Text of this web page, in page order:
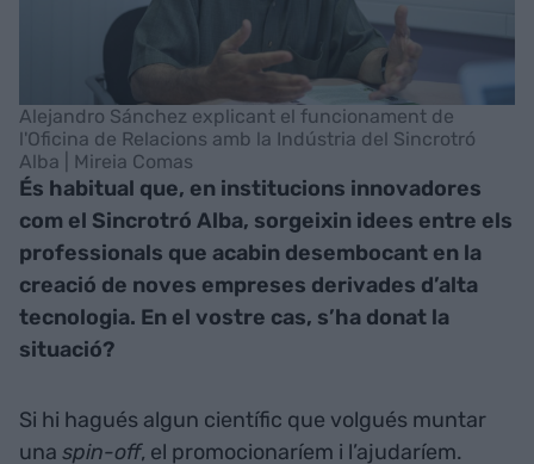
Alejandro Sánchez explicant el funcionament de
l'Oficina de Relacions amb la Indústria del Sincrotró
Alba | Mireia Comas
És habitual que, en institucions innovadores
com el Sincrotró Alba, sorgeixin idees entre els
professionals que acabin desembocant en la
creació de noves empreses derivades d’alta
tecnologia. En el vostre cas, s’ha donat la
situació?
Si hi hagués algun científic que volgués muntar
una spin-off, el promocionaríem i l’ajudaríem.